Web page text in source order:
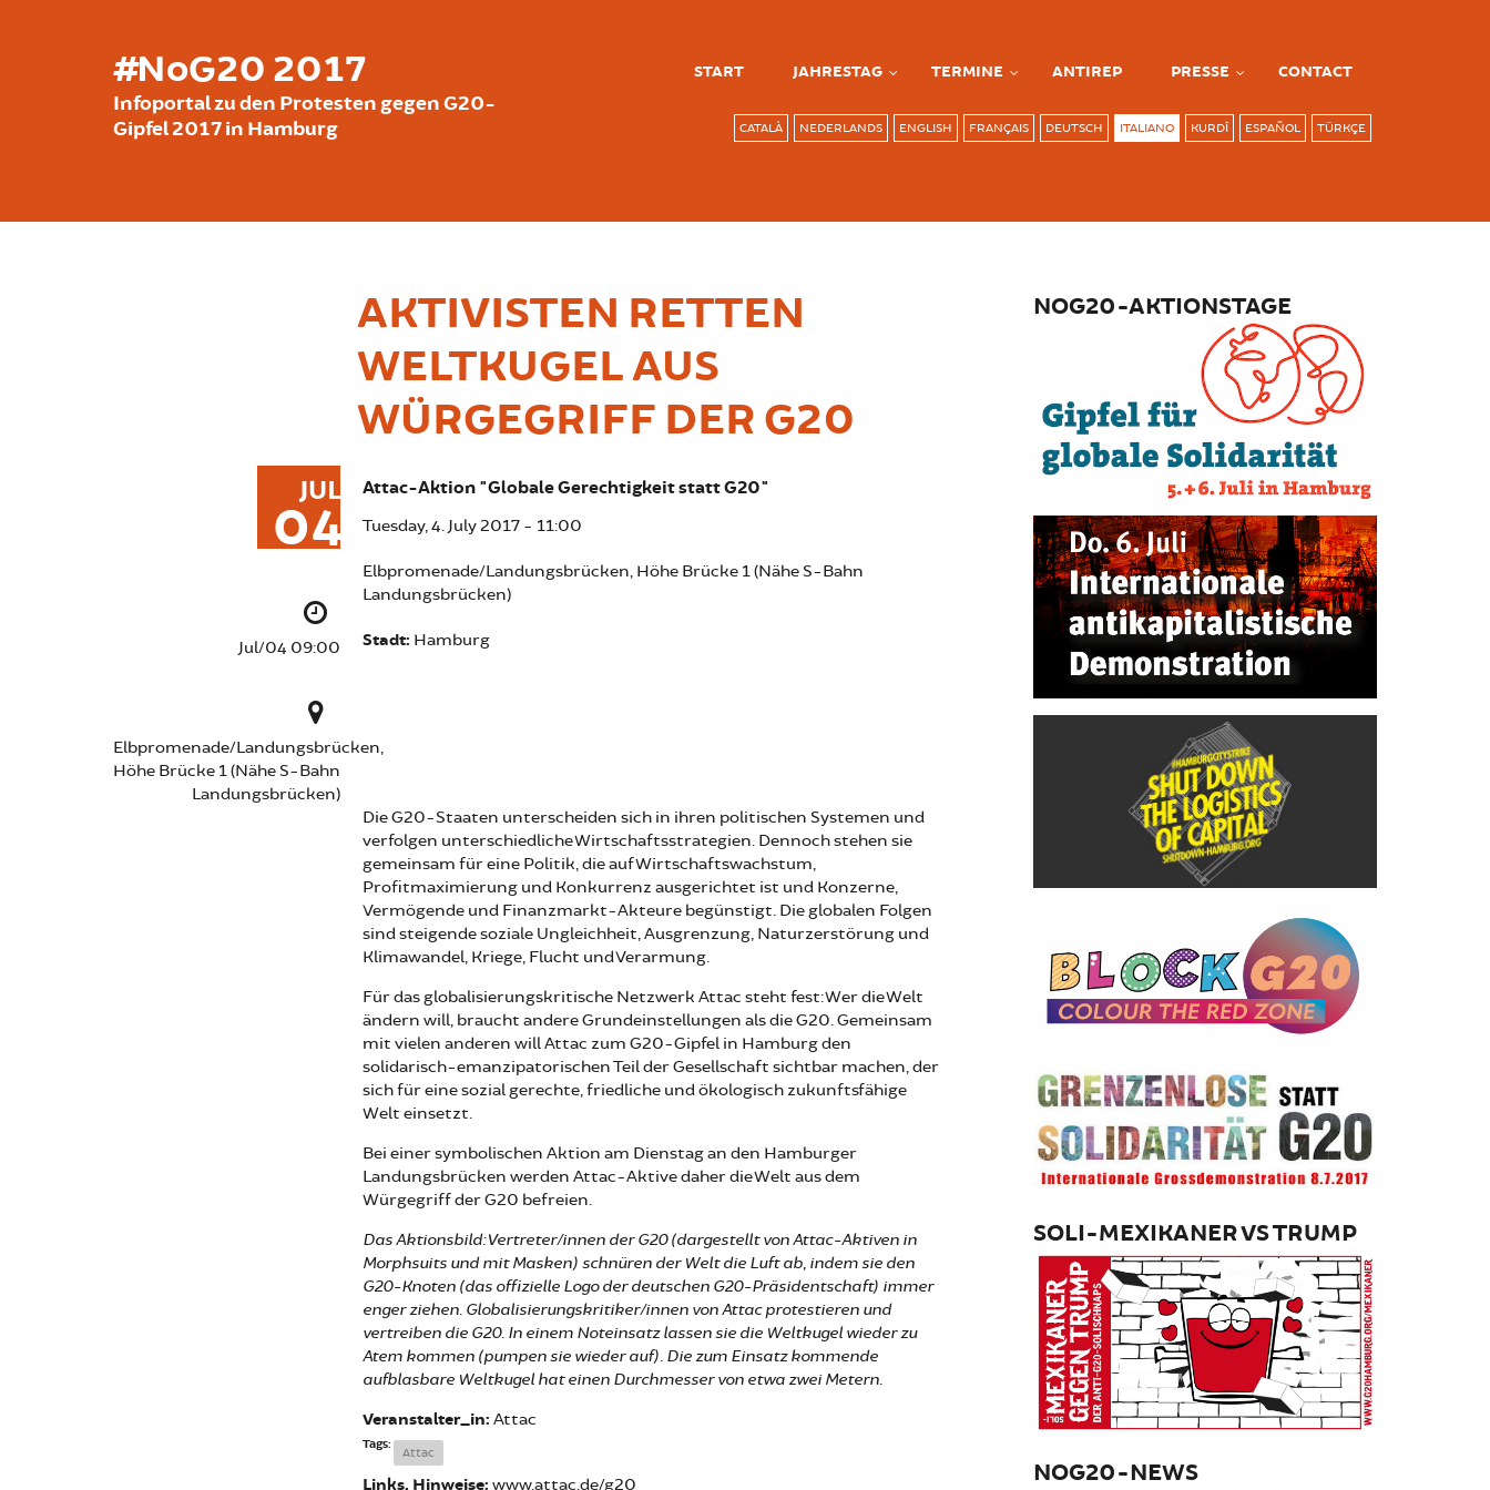
#NoG20 2017
Infoportal zu den Protesten gegen G20-
Gipfel 2017 in Hamburg
START JAHRESTAG TERMINE ANTIREP PRESSE CONTACT
CATALÀ NEDERLANDS ENGLISH FRANÇAIS DEUTSCH ITALIANO KURDÎ ESPAÑOL TÜRKÇE
AKTIVISTEN RETTEN
WELTKUGEL AUS
WÜRGEGRIFF DER G20
JUL
04
Jul/04 09:00
Elbpromenade/Landungsbrücken,
Höhe Brücke 1 (Nähe S-Bahn
Landungsbrücken)
Attac-Aktion "Globale Gerechtigkeit statt G20"
Tuesday, 4. July 2017 - 11:00
Elbpromenade/Landungsbrücken, Höhe Brücke 1 (Nähe S-Bahn
Landungsbrücken)
Stadt: Hamburg
Die G20-Staaten unterscheiden sich in ihren politischen Systemen und
verfolgen unterschiedliche Wirtschaftsstrategien. Dennoch stehen sie
gemeinsam für eine Politik, die auf Wirtschaftswachstum,
Profitmaximierung und Konkurrenz ausgerichtet ist und Konzerne,
Vermögende und Finanzmarkt-Akteure begünstigt. Die globalen Folgen
sind steigende soziale Ungleichheit, Ausgrenzung, Naturzerstörung und
Klimawandel, Kriege, Flucht und Verarmung.
Für das globalisierungskritische Netzwerk Attac steht fest: Wer die Welt
ändern will, braucht andere Grundeinstellungen als die G20. Gemeinsam
mit vielen anderen will Attac zum G20-Gipfel in Hamburg den
solidarisch-emanzipatorischen Teil der Gesellschaft sichtbar machen, der
sich für eine sozial gerechte, friedliche und ökologisch zukunftsfähige
Welt einsetzt.
Bei einer symbolischen Aktion am Dienstag an den Hamburger
Landungsbrücken werden Attac-Aktive daher die Welt aus dem
Würgegriff der G20 befreien.
Das Aktionsbild: Vertreter/innen der G20 (dargestellt von Attac-Aktiven in
Morphsuits und mit Masken) schnüren der Welt die Luft ab, indem sie den
G20-Knoten (das offizielle Logo der deutschen G20-Präsidentschaft) immer
enger ziehen. Globalisierungskritiker/innen von Attac protestieren und
vertreiben die G20. In einem Noteinsatz lassen sie die Weltkugel wieder zu
Atem kommen (pumpen sie wieder auf). Die zum Einsatz kommende
aufblasbare Weltkugel hat einen Durchmesser von etwa zwei Metern.
Veranstalter_in: Attac
Tags:
Attac
Links, Hinweise: www.attac.de/g20
NOG20-AKTIONSTAGE
SOLI-MEXIKANER VS TRUMP
NOG20-NEWS